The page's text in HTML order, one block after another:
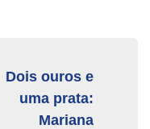
Dois ouros e
uma prata:
Mariana